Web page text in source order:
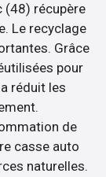
(48) récupère
Le recyclage
Grâce
pour
réduit les
de
casse auto
naturelles.